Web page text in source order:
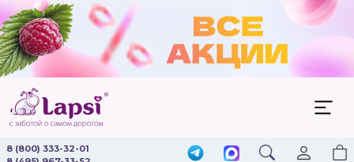
8 (800) 333-32-01